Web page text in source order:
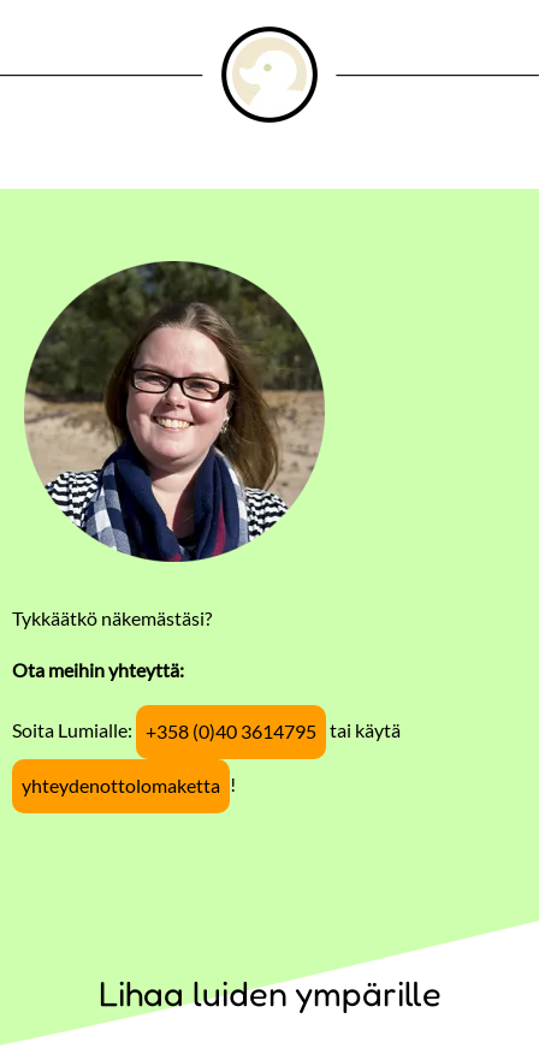
Tykkäätkö näkemästäsi?
Ota meihin yhteyttä:
Soita Lumialle: +358 (0)40 3614795 tai käytä
yhteydenottolomaketta !
Lihaa luiden ympärille